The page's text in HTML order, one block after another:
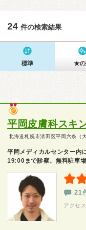
24 件の検索結果
標準 ★の
平岡皮膚科スキ
北海道札幌市清田区平岡六条（
平岡メディカルセンター内
19:00まで診察。無料駐車場
21
アクセ